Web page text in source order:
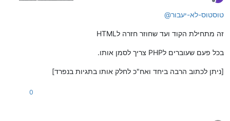
מנותק
@טוסטוס-לא-יעבור
זה מתחילת הקוד ועד שחוזר חזרה לHTML
בכל פעם שעוברים לPHP צריך לסמן אותו.
[ניתן לכתוב הרבה ביחד ואח"כ לחלק אותו בתגיות בנפרד]
0